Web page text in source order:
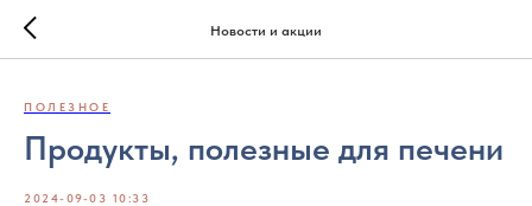
Новости и акции
ПОЛЕЗНОЕ
Продукты, полезные для печени
2024-09-03 10:33